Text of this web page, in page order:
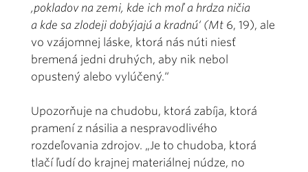
,pokladov na zemi, kde ich moľ a hrdza ničia
a kde sa zlodeji dobýjajú a kradnú‘ (Mt 6, 19), ale
vo vzájomnej láske, ktorá nás núti niesť
bremená jedni druhých, aby nik nebol
opustený alebo vylúčený.“
Upozorňuje na chudobu, ktorá zabíja, ktorá
pramení z násilia a nespravodlivého
rozdeľovania zdrojov. „Je to chudoba, ktorá
tlačí ľudí do krajnej materiálnej núdze, no